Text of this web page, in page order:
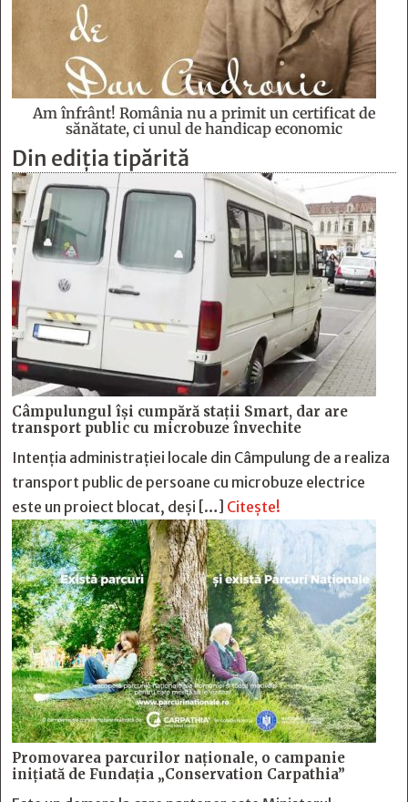
Am înfrânt! România nu a primit un certificat de
sănătate, ci unul de handicap economic
Din ediția tipărită
Câmpulungul îşi cumpără staţii Smart, dar are
transport public cu microbuze învechite
Intenția administrației locale din Câmpulung de a realiza
transport public de persoane cu microbuze electrice
este un proiect blocat, deși […] Citește!
Promovarea parcurilor naționale, o campanie
inițiată de Fundația „Conservation Carpathia”